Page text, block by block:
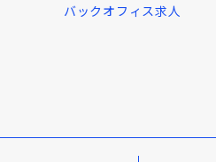
バックオフィス求人